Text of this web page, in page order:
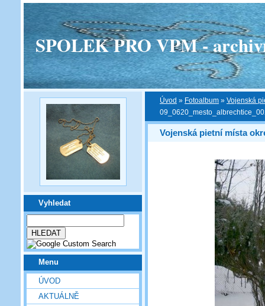
SPOLEK PRO VPM -
Vyhledat
Menu
ÚVOD
AKTUÁLNĚ
Úvod » Fotoalbum » Vojenská
Vojenská pietní místa